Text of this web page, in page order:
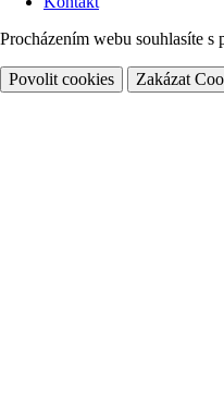
Procházením webu souhlasíte s
Povolit cookies Zakázat